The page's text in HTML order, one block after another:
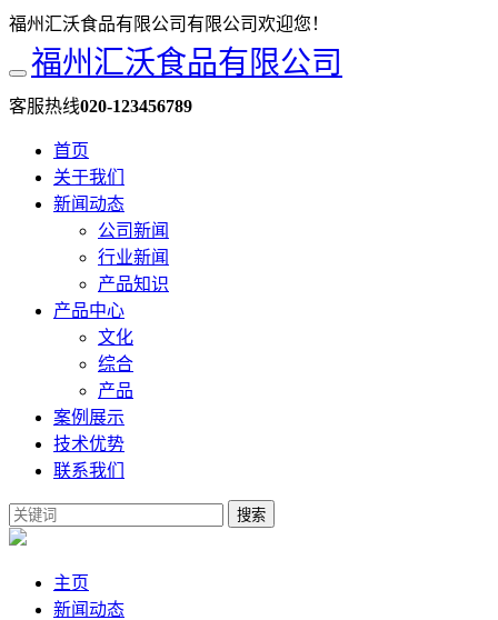
福州汇沃食品有限公司有限公司欢迎您！
福州汇沃食品有限公司
客服热线020-123456789
首页
关于我们
新闻动态
公司新闻
行业新闻
产品知识
产品中心
文化
综合
产品
案例展示
技术优势
联系我们
搜索
主页
新闻动态